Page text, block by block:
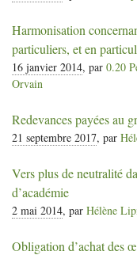
Harmonisation
particuliers, et en
16 janvier 2014, par 0.20
Orvain
Redevances payées au
21 septembre 2017, par
Vers plus de neutralité
d’académie
2 mai 2014, par Hélène
Obligation d’achat des